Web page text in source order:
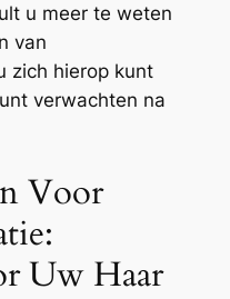
u meer te weten
van
zich hierop kunt
verwachten na
Voor
Uw Haar